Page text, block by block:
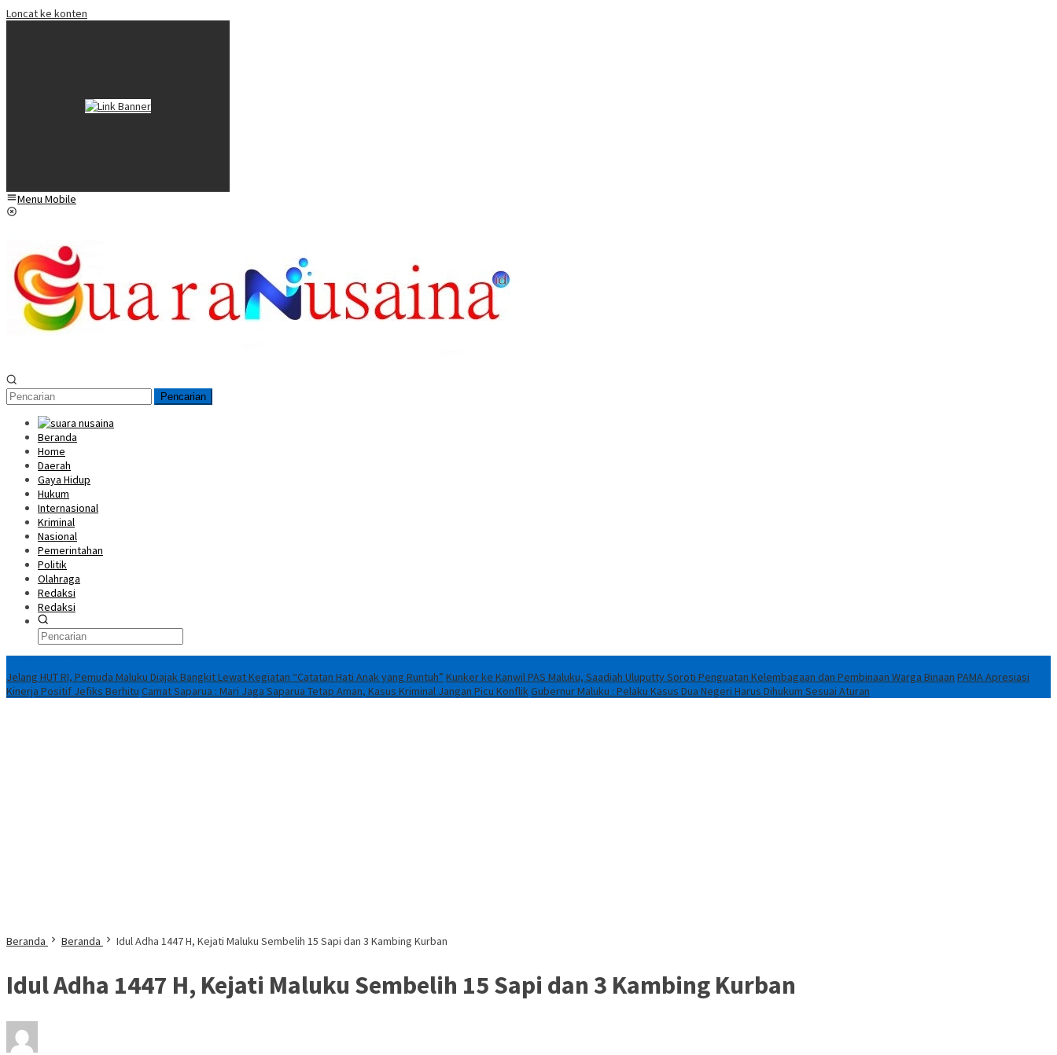
Loncat ke konten
Menu Mobile
Pencarian
Beranda
Home
Daerah
Gaya Hidup
Hukum
Internasional
Kriminal
Nasional
Pemerintahan
Politik
Olahraga
Redaksi
Redaksi
Jelang HUT RI, Pemuda Maluku Diajak Bangkit Lewat Kegiatan “Catatan Hati Anak yang Runtuh” Kunker ke Kanwil PAS Maluku, Saadiah Uluputty Soroti Penguatan Kelembagaan dan Pembinaan Warga Binaan PAMA Apresiasi
Kinerja Positif Jefiks Berhitu Camat Saparua : Mari Jaga Saparua Tetap Aman, Kasus Kriminal Jangan Picu KonflikGubernur Maluku : Pelaku Kasus Dua Negeri Harus Dihukum Sesuai Aturan
Beranda Beranda Idul Adha 1447 H, Kejati Maluku Sembelih 15 Sapi dan 3 Kambing Kurban
Idul Adha 1447 H, Kejati Maluku Sembelih 15 Sapi dan 3 Kambing Kurban